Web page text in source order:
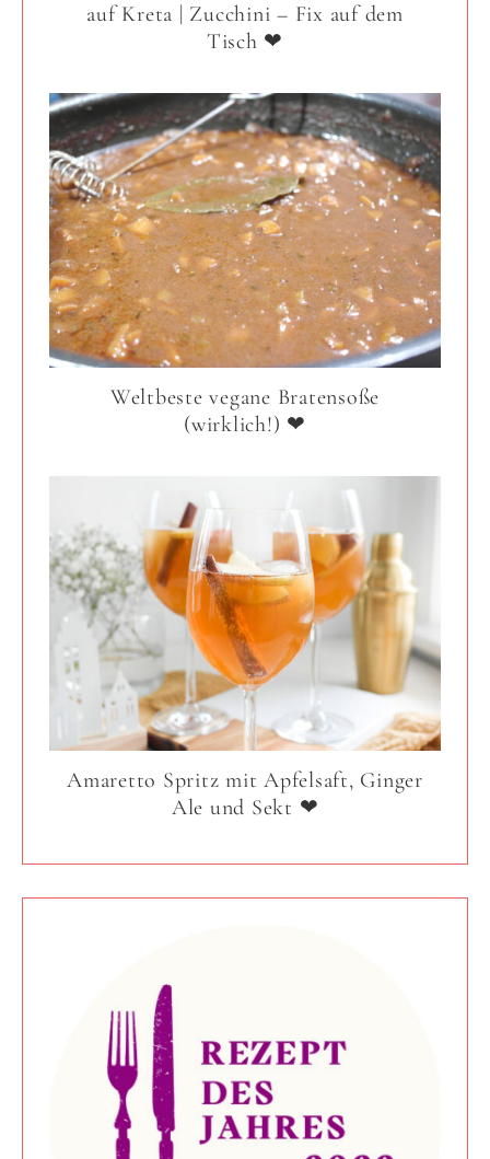
auf Kreta | Zucchini – Fix auf dem
Tisch ❤
Weltbeste vegane Bratensoße
(wirklich!) ❤
Amaretto Spritz mit Apfelsaft, Ginger
Ale und Sekt ❤